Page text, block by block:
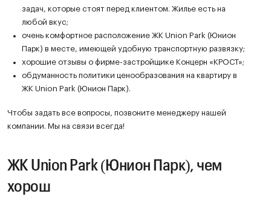
задач, которые стоят перед клиентом. Жилье есть на
любой вкус;
очень комфортное расположение ЖК Union Park (Юнион
Парк) в месте, имеющей удобную транспортную развязку;
хорошие отзывы о фирме-застройщике Концерн «КРОСТ»;
обдуманность политики ценообразования на квартиру в
ЖК Union Park (Юнион Парк).
Чтобы задать все вопросы, позвоните менеджеру нашей
компании. Мы на связи всегда!
ЖК Union Park (Юнион Парк), чем
хорош